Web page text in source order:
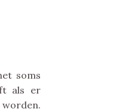
soms
als er